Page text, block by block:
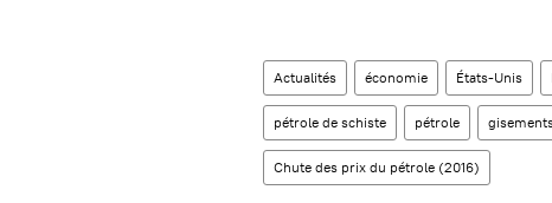
Actualités économie États-Unis
pétrole de schiste pétrole
Chute des prix du pétrole (2016)